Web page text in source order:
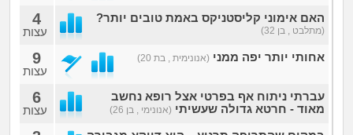
יוקר המחיה
האם אימוני קליסטניקס באמת טובים יותר?
(מתלבט , בן 32)
4
עצות
אחותי יותר יפה ממני (אנונימית , בת 20) 9
עצות
עברתי ניתוח אף בפרטי אצל רופא נחשב
מאוד - חרטא גדולה שעשיתי (אנונימי , בן 26)
6
עצות